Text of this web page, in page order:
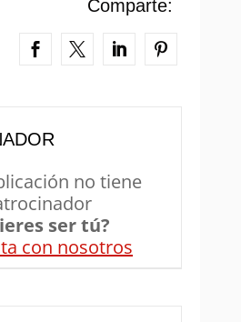
no tiene
ser tú?
con nosotros
Comparte: